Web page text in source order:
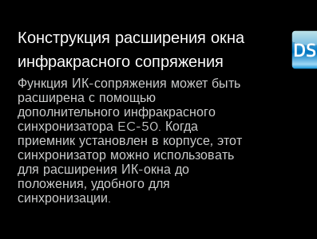
Конструкция расширения окна
инфракрасного сопряжения
Функция ИК-сопряжения может быть
расширена с помощью
дополнительного инфракрасного
синхронизатора EC-50. Когда
приемник установлен в корпусе, этот
синхронизатор можно использовать
для расширения ИК-окна до
положения, удобного для
синхронизации.